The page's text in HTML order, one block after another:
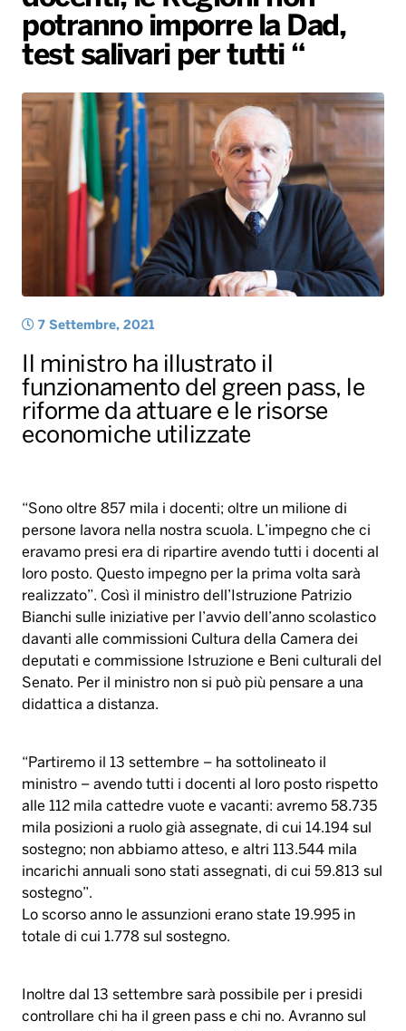
Sport
Radio Norba Consiglia
Leggerissime
Novità
Interviste
Oroscopo
Speciale Astrabilia 2026
Voce al Bari
Battiti Live 2026
Gallery
potranno imporre la Dad,
test salivari per tutti “
7 Settembre, 2021
Il ministro ha illustrato il
funzionamento del green pass, le
riforme da attuare e le risorse
economiche utilizzate
“Sono oltre 857 mila i docenti; oltre un milione di
persone lavora nella nostra scuola. L’impegno che ci
eravamo presi era di ripartire avendo tutti i docenti al
loro posto. Questo impegno per la prima volta sarà
realizzato”. Così il ministro dell’Istruzione Patrizio
Bianchi sulle iniziative per l’avvio dell’anno scolastico
davanti alle commissioni Cultura della Camera dei
deputati e commissione Istruzione e Beni culturali del
Senato. Per il ministro non si può più pensare a una
didattica a distanza.
“Partiremo il 13 settembre – ha sottolineato il
ministro – avendo tutti i docenti al loro posto rispetto
alle 112 mila cattedre vuote e vacanti: avremo 58.735
mila posizioni a ruolo già assegnate, di cui 14.194 sul
sostegno; non abbiamo atteso, e altri 113.544 mila
incarichi annuali sono stati assegnati, di cui 59.813 sul
sostegno”.
Lo scorso anno le assunzioni erano state 19.995 in
totale di cui 1.778 sul sostegno.
Inoltre dal 13 settembre sarà possibile per i presidi
controllare chi ha il green pass e chi no. Avranno sul